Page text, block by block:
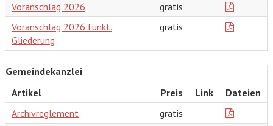
Voranschlag 2026
gratis
Voranschlag 2026 funkt.
Gliederung
gratis
Gemeindekanzlei
Artikel
Preis Link
Dateien
Archivreglement
gratis